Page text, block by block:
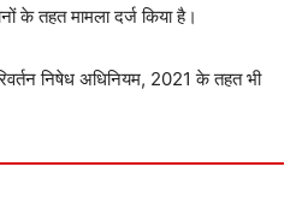
के तहत मामला दर्ज किया है।
निषेध अधिनियम, 2021 के तहत भी